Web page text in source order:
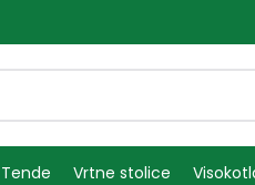
Tende Vrtne stolice